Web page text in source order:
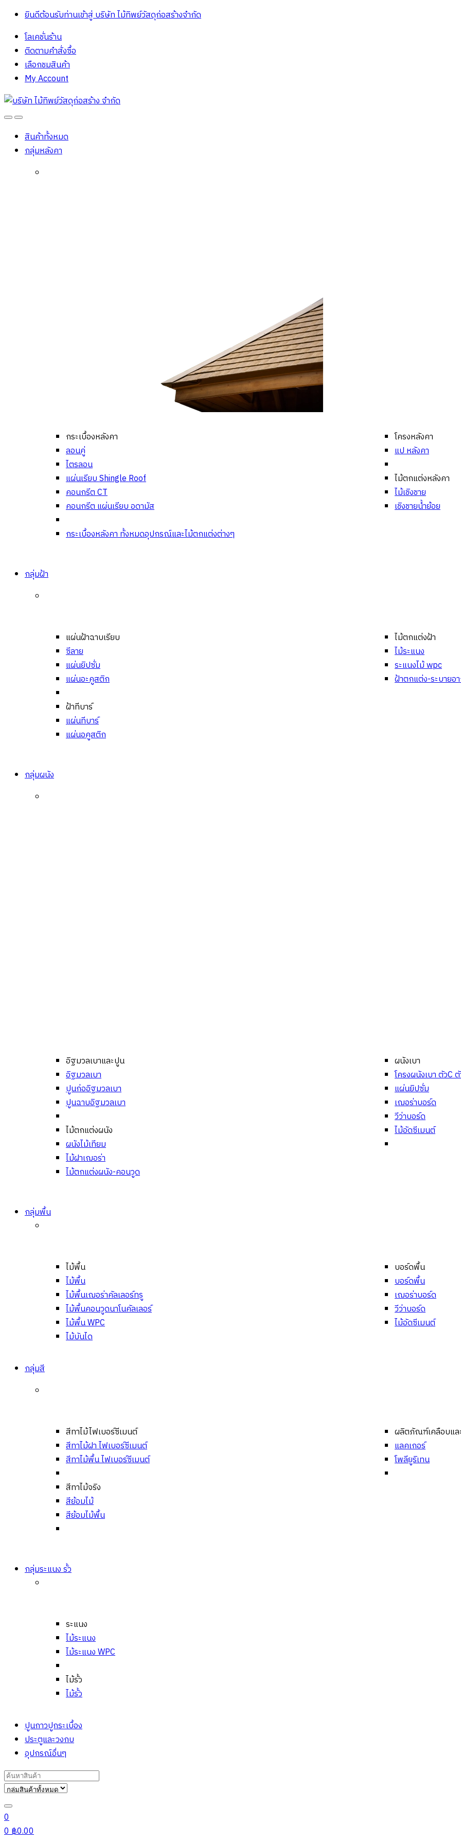
ยินดีต้อนรับท่านเข้าสู่ บริษัท ไม้ทิพย์วัสดุก่อสร้างจํากัด
โลเคชั่นร้าน
ติดตามคำสั่งซื้อ
เลือกชมสินค้า
My Account
OpenClose
สินค้าทั้งหมด
กลุ่มหลังคา
กระเบื้องหลังคา
ลอนคู่
ไตรลอน
แผ่นเรียบ Shingle Roof
คอนกรีต CT
คอนกรีต แผ่นเรียบ อดามัส
กระเบื้องหลังคา ทั้งหมดอุปกรณ์และไม้ตกแต่งต่างๆ
โครงหลังคา
แป หลังคา
ไม้ตกแต่งหลังคา
ไม้เชิงชาย
เชิงชายน้ำย้อย
กลุ่มฝ้า
แผ่นฝ้าฉาบเรียบ
ซีลาย
แผ่นยิปซั่ม
แผ่นอะคูสติก
ฝ้าทีบาร์
แผ่นทีบาร์
แผ่นอคูสติก
ไม้ตกแต่งฝ้า
ไม้ระแนง
ระแนงไม้ wpc
ฝ้าตกแต่ง-ระบายอ
กลุ่มผนัง
อิฐมวลเบาและปูน
อิฐมวลเบา
ปูนก่ออิฐมวลเบา
ปูนฉาบอิฐมวลเบา
ไม้ตกแต่งผนัง
ผนังไม้เทียม
ไม้ฝาเฌอร่า
ไม้ตกแต่งผนัง-คอนวูด
ผนังเบา
โครงผนังเบา ตัวC
แผ่นยิปซั่ม
เฌอร่าบอร์ด
วีว่าบอร์ด
ไม้อัดซีเมนต์
กลุ่มพื้น
ไม้พื้น
ไม้พื้น
ไม้พื้นเฌอร่าคัลเลอร์ทรู
ไม้พื้นคอนวูดนาโนคัลเลอร์
ไม้พื้น WPC
ไม้บันได
บอร์ดพื้น
บอร์ดพื้น
เฌอร่าบอร์ด
วีว่าบอร์ด
ไม้อัดซีเมนต์
กลุ่มสี
สีทาไม้ไฟเบอร์ซีเมนต์
สีทาไม้ฝา ไฟเบอร์ซีเมนต์
สีทาไม้พื้น ไฟเบอร์ซีเมนต์
สีทาไม้จริง
สีย้อมไม้
สีย้อมไม้พื้น
ผลิตภัณฑ์เคลือบแล
แลคเกอร์
โพลียูริเทน
กลุ่มระแนง รั้ว
ระแนง
ไม้ระแนง
ไม้ระแนง WPC
ไม้รั้ว
ไม้รั้ว
ปูนกาวปูกระเบื้อง
ประตูและวงกบ
อุปกรณ์อื่นๆ
Search
for:
0
0฿0.00